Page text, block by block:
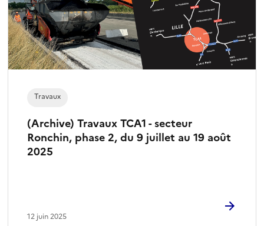
(Archive) Travaux TCA1 - secteur
Ronchin, phase 2, du 9 juillet au 19 août
2025
Travaux
12 juin 2025